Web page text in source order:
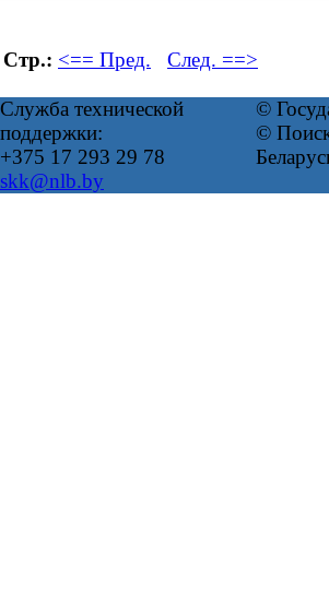
Стр.: <== Пред. След. ==>
Служба технической
поддержки:
+375 17 293 29 78
skk@nlb.by
©
©